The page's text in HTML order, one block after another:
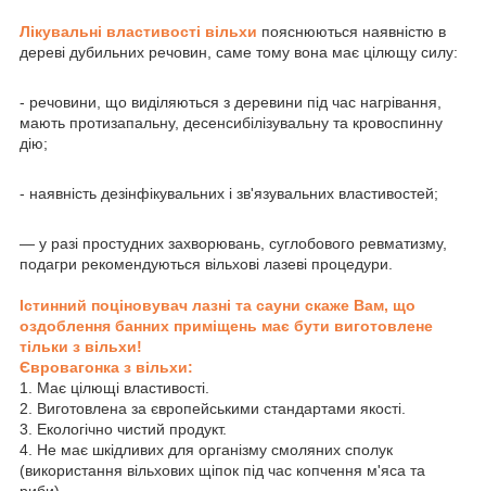
Лікувальні властивості вільхи пояснюються наявністю в
дереві дубильних речовин, саме тому вона має цілющу силу:
- речовини, що виділяються з деревини під час нагрівання,
мають протизапальну, десенсибілізувальну та кровоспинну
дію;
- наявність дезінфікувальних і зв'язувальних властивостей;
— у разі простудних захворювань, суглобового ревматизму,
подагри рекомендуються вільхові лазеві процедури.
Істинний поціновувач лазні та сауни скаже Вам, що
оздоблення банних приміщень має бути виготовлене
тільки з вільхи!
Євровагонка з вільхи:
1. Має цілющі властивості.
2. Виготовлена за європейськими стандартами якості.
3. Екологічно чистий продукт.
4. Не має шкідливих для організму смоляних сполук
(використання вільхових щіпок під час копчення м'яса та